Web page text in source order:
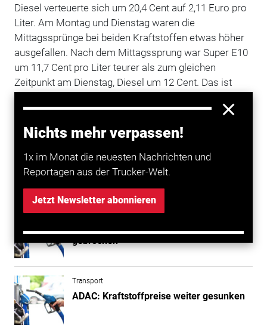
Nichts mehr verpassen!
1x im Monat die neuesten Nachrichten und
Reportagen aus der Trucker-Welt.
Jetzt Newsletter abonnieren
Diesel verteuerte sich um 20,4 Cent auf 2,11 Euro pro
Liter. Am Montag und Dienstag waren die
Mittagssprünge bei beiden Kraftstoffen etwas höher
ausgefallen. Nach dem Mittagssprung war Super E10
um 11,7 Cent pro Liter teurer als zum gleichen
Zeitpunkt am Dienstag, Diesel um 12 Cent. Das ist
zuletzt abweichenden Preismuster seien die
Vergleiche allerdings weniger aussagekräftig als
Transport
Kraftstoffpreise: Aufwärtstrend vorerst
gebrochen
Transport
ADAC: Kraftstoffpreise weiter gesunken